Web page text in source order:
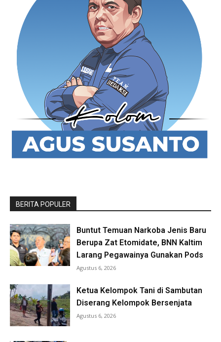
BERITA POPULER
Buntut Temuan Narkoba Jenis Baru
Berupa Zat Etomidate, BNN Kaltim
Larang Pegawainya Gunakan Pods
Agustus 6, 2026
Ketua Kelompok Tani di Sambutan
Diserang Kelompok Bersenjata
Agustus 6, 2026